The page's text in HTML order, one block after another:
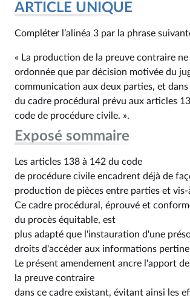
ARTICLE UNIQUE
Compléter l’alinéa 3 par la phrase
« La production de la preuve contraire
ordonnée que par décision motivée du
communication aux deux parties, et
du cadre procédural prévu aux articles
code de procédure civile. ».
Exposé sommaire
Les articles 138 à 142 du code
de procédure civile encadrent déjà de
production de pièces entre parties et vis-
Ce cadre procédural, éprouvé et
du procès équitable, est
plus adapté que l'instauration d'une
droits d'accéder aux informations
Le présent amendement ancre l'apport de
la preuve contraire
dans ce cadre existant, évitant ainsi les